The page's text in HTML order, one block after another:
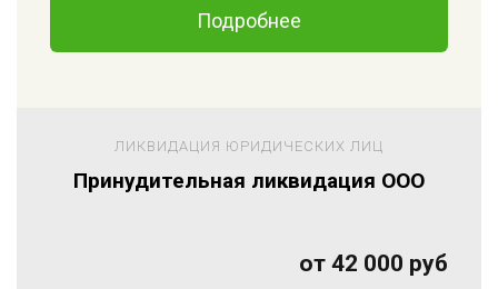
Подробнее
ЛИКВИДАЦИЯ ЮРИДИЧЕСКИХ ЛИЦ
Принудительная ликвидация ООО
от 42 000 руб